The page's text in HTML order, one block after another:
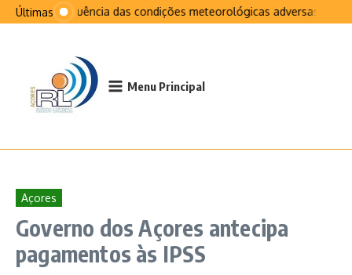
Ir para o conteúdo
ÚltimasNa sequência das condições meteorológicas adversas que
Menu Principal
Açores
Governo dos Açores antecipa
pagamentos às IPSS